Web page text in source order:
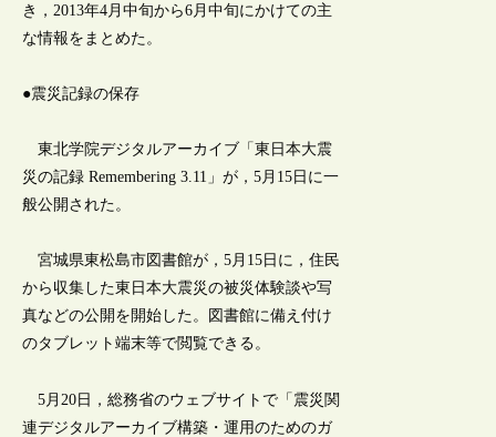
き，2013年4月中旬から6月中旬にかけての主
な情報をまとめた。
●震災記録の保存
東北学院デジタルアーカイブ「東日本大震
災の記録 Remembering 3.11」が，5月15日に一
般公開された。
宮城県東松島市図書館が，5月15日に，住民
から収集した東日本大震災の被災体験談や写
真などの公開を開始した。図書館に備え付け
のタブレット端末等で閲覧できる。
5月20日，総務省のウェブサイトで「震災関
連デジタルアーカイブ構築・運用のためのガ